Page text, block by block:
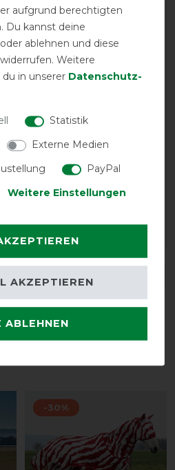
experience
1 customer reviews
100%
0%
dich auch
-30%
aufgrund berechtigten
Du kannst deine
ablehnen und diese
Weitere
in unserer Daten­schutz­
Statistik
Externe Medien
PayPal
Weitere Einstellungen
ABLEHNEN
AKZEPTIEREN